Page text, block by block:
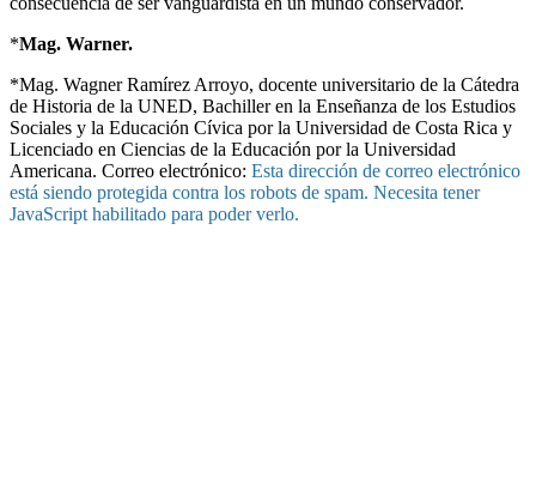
*Mag. Warner.
*Mag. Wagner Ramírez Arroyo, docente universitario de la Cátedra
de Historia de la UNED, Bachiller en la Enseñanza de los Estudios
Sociales y la Educación Cívica por la Universidad de Costa Rica y
Licenciado en Ciencias de la Educación por la Universidad
Americana. Correo electrónico: Esta dirección de correo electrónico
está siendo protegida contra los robots de spam. Necesita tener
JavaScript habilitado para poder verlo.